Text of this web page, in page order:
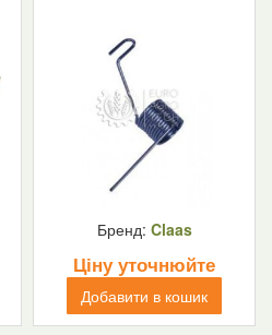
Бренд: Claas
Ціну уточнюйте
Добавити в кошик